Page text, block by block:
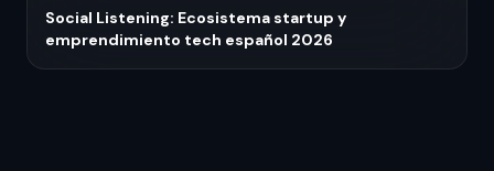
Social Listening: Ecosistema startup y
emprendimiento tech español 2026